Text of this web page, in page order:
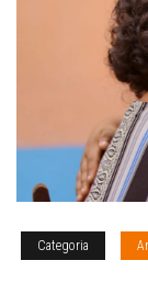
Categoria